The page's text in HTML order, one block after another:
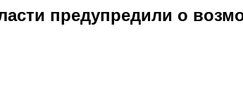
предупредили о